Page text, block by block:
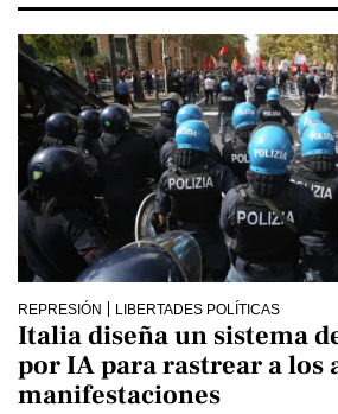
REPRESIÓN LIBERTADES POLÍTICAS
Italia diseña un sistema
por IA para rastrear a los
manifestaciones